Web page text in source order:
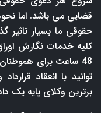
قضایی می باشد. اما
حقوقی ما بسیار تاثیر
کلیه خدمات نگارش
48 ساعت برای
توانید با انعقاد
برترین وکلای پایه یک